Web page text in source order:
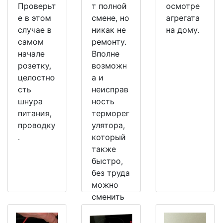
Проверьт
е в этом
случае в
самом
начале
розетку,
целостно
сть
шнура
питания,
проводку
.
т полной
смене, но
никак не
ремонту.
Вполне
возможн
а и
неисправ
ность
терморег
улятора,
который
также
быстро,
без труда
можно
сменить
рабочий.
осмотре
агрегата
на дому.